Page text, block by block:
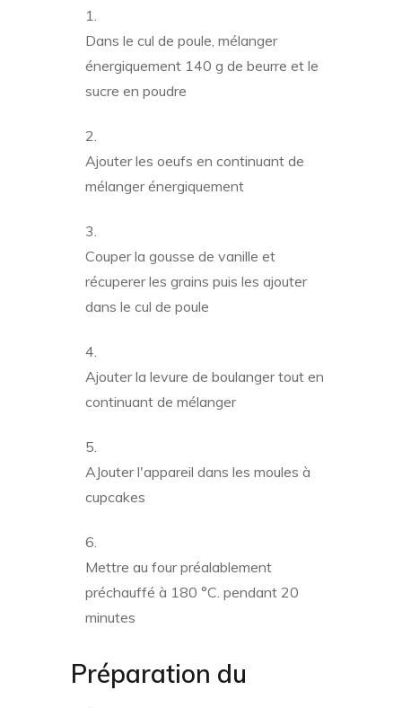
Dans le cul de poule, mélanger
énergiquement 140 g de beurre et le
sucre en poudre
Ajouter les oeufs en continuant de
mélanger énergiquement
Couper la gousse de vanille et
récuperer les grains puis les ajouter
dans le cul de poule
Ajouter la levure de boulanger tout en
continuant de mélanger
AJouter l'appareil dans les moules à
cupcakes
Mettre au four préalablement
préchauffé à 180 °C. pendant 20
minutes
Préparation du